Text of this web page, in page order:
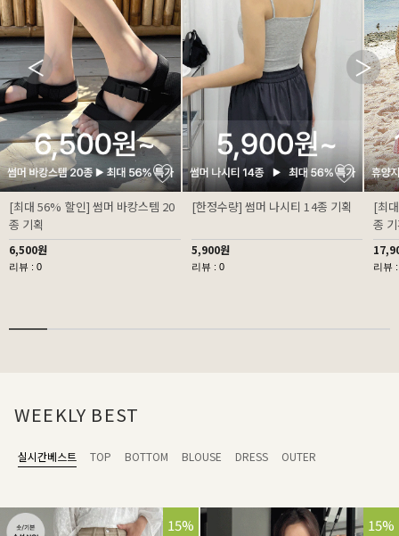
[최대 56% 할인] 썸머 바캉스템 20
종 기획
6,500원
리뷰 : 0
[한정수량] 썸머 나시티 14종 기획
5,900원
리뷰 : 0
[최
종
리뷰
WEEKLY BEST
실시간베스트 TOP BOTTOM BLOUSE DRESS OUTER
15% 15%